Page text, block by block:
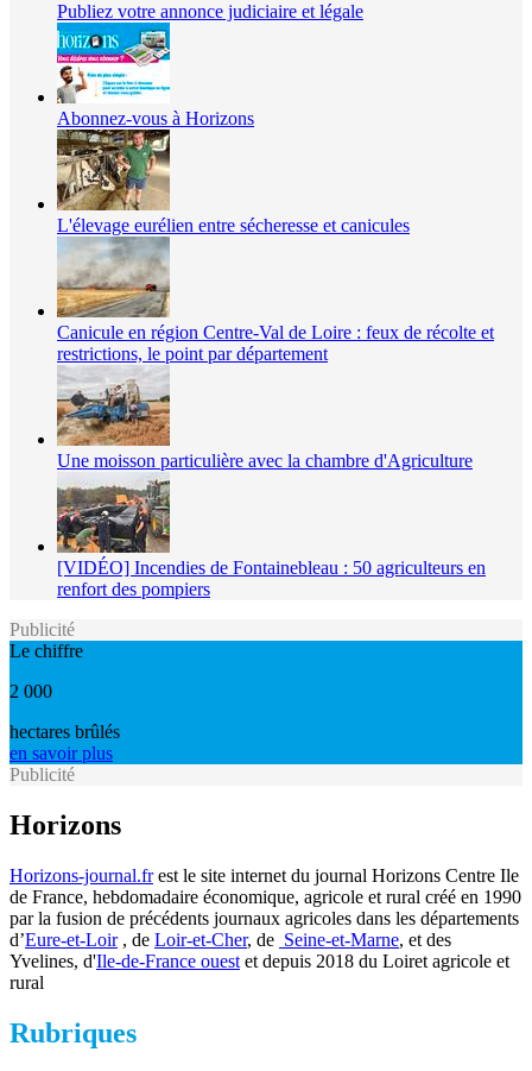
Publiez votre annonce judiciaire et légale
Abonnez-vous à Horizons
L'élevage eurélien entre sécheresse et canicules
Canicule en région Centre-Val de Loire : feux de récolte et
restrictions, le point par département
Une moisson particulière avec la chambre d'Agriculture
[VIDÉO] Incendies de Fontainebleau : 50 agriculteurs en
renfort des pompiers
Publicité
Le chiffre
2 000
hectares brûlés
en savoir plus
Publicité
Horizons
Horizons-journal.frest le site internet du journal Horizons Centre Ile
de France, hebdomadaire économique, agricole et rural créé en 1990
par la fusion de précédents journaux agricoles dans les départements
d’Eure-et-Loir, de Loir-et-Cher, de Seine-et-Marne, et des
Yvelines, d'Ile-de-France ouest et depuis 2018 du Loiret agricole et
rural
Rubriques